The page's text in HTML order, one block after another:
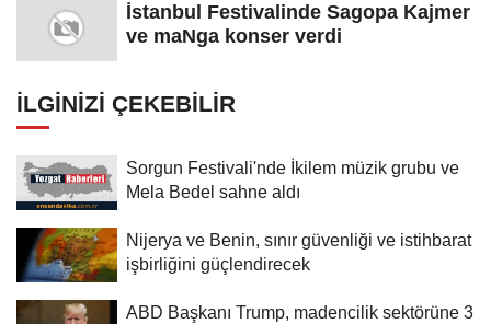
İstanbul Festivalinde Sagopa Kajmer
ve maNga konser verdi
İLGINIZI ÇEKEBILIR
Sorgun Festivali'nde İkilem müzik grubu ve
Mela Bedel sahne aldı
Nijerya ve Benin, sınır güvenliği ve istihbarat
işbirliğini güçlendirecek
ABD Başkanı Trump, madencilik sektörüne 3